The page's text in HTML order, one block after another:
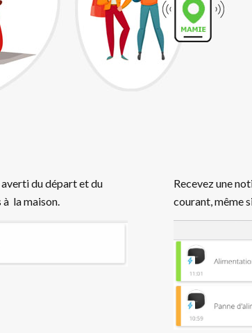
du départ et du
la maison.
Recevez une
courant, même